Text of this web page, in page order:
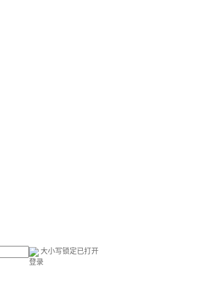
大小写锁定已打开
登录